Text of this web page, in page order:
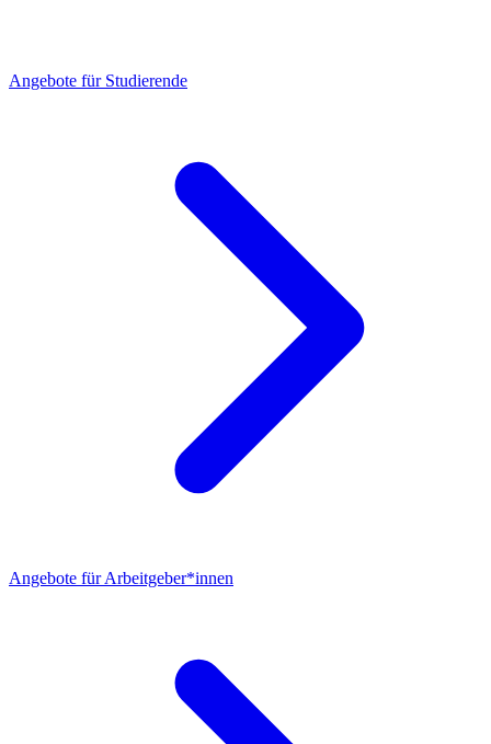
Angebote für Studierende
Angebote für Arbeitgeber*innen